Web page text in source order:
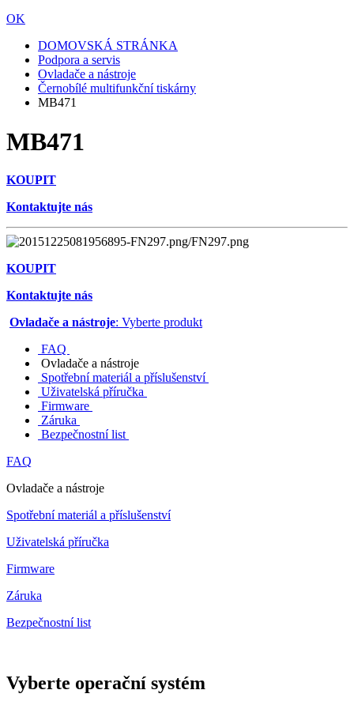
OK
DOMOVSKÁ STRÁNKA
Podpora a servis
Ovladače a nástroje
Černobílé multifunkční tiskárny
MB471
MB471
KOUPIT
Kontaktujte nás
KOUPIT
Kontaktujte nás
Ovladače a nástroje: Vyberte produkt
FAQ
Ovladače a nástroje
Spotřební materiál a příslušenství
Uživatelská příručka
Firmware
Záruka
Bezpečnostní list
FAQ
Ovladače a nástroje
Spotřební materiál a příslušenství
Uživatelská příručka
Firmware
Záruka
Bezpečnostní list
Vyberte operační systém